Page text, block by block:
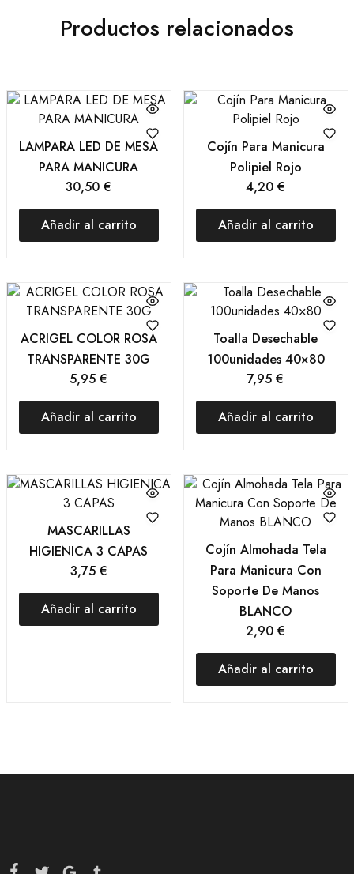
Productos relacionados
LAMPARA LED DE MESA
PARA MANICURA
30,50 €
Añadir al carrito
Cojín Para Manicura
Polipiel Rojo
4,20 €
Añadir al carrito
ACRIGEL COLOR ROSA
TRANSPARENTE 30G
5,95 €
Añadir al carrito
Toalla Desechable
100unidades 40×80
7,95 €
Añadir al carrito
MASCARILLAS
HIGIENICA 3 CAPAS
3,75 €
Añadir al carrito
Cojín Almohada Tela
Para Manicura Con
Soporte De Manos
BLANCO
2,90 €
Añadir al carrito